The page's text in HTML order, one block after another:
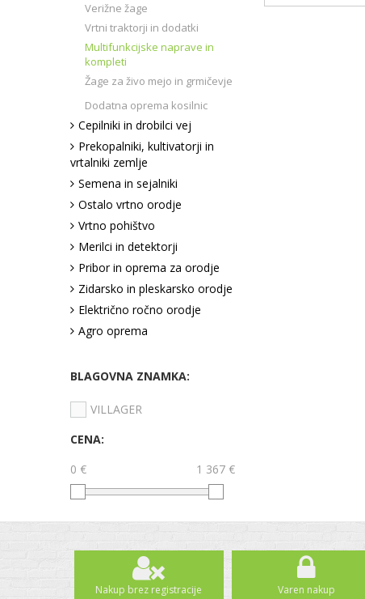
Verižne žage
Vrtni traktorji in dodatki
Multifunkcijske naprave in
kompleti
Žage za živo mejo in grmičevje
Dodatna oprema kosilnic
Cepilniki in drobilci vej
Prekopalniki, kultivatorji in
vrtalniki zemlje
Semena in sejalniki
Ostalo vrtno orodje
Vrtno pohištvo
Merilci in detektorji
Pribor in oprema za orodje
Zidarsko in pleskarsko orodje
Električno ročno orodje
Agro oprema
BLAGOVNA ZNAMKA:
VILLAGER
CENA:
0 €
1 367 €
Nakup brez registracije Varen nakup